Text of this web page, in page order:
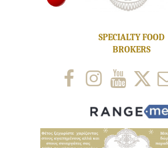
SPECIALTY FOOD
BROKERS